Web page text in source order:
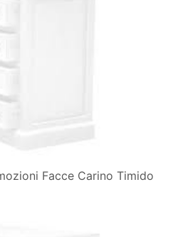
Facce Carino Timido